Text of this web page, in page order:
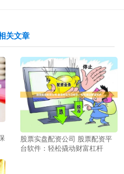
关文章
股票实盘配资公司 股票配资平
台软件：轻松撬动财富杠杆